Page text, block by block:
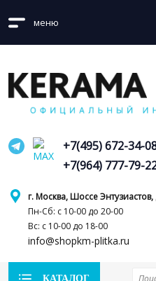
меню
г. Москва, Шоссе Энтузиастов,
Пн-Сб: с 10-00 до 20-00
Вс: с 10-00 до 18-00
info@shopkm-plitka.ru
+7(495) 672-34-
+7(964) 777-79-
КАТАЛОГ